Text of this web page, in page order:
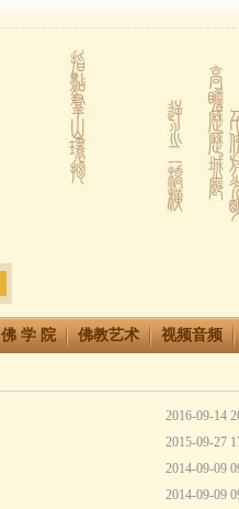
佛 学 院 佛教艺术 视频音频
2016-09-14
2015-09-27
2014-09-09
2014-09-09